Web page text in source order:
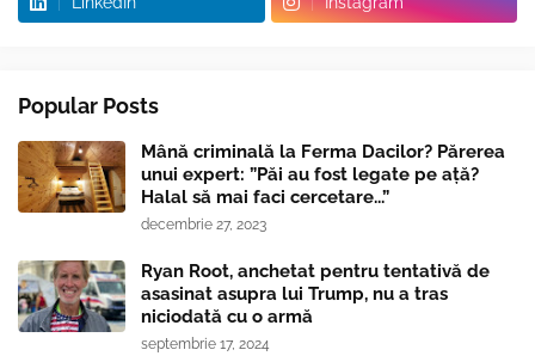
Popular Posts
Mână criminală la Ferma Dacilor? Părerea
unui expert: ”Păi au fost legate pe ață?
Halal să mai faci cercetare...”
decembrie 27, 2023
Ryan Root, anchetat pentru tentativă de
asasinat asupra lui Trump, nu a tras
niciodată cu o armă
septembrie 17, 2024